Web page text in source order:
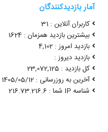
آمار بازدیدکنندگان
کاربران آنلاین : 31
بیشترین بازدید همزمان : 1624
بازدید امروز : 4,102
بازدید دیروز :
کل بازدید : 23,072,125
آخرین به روزرسانی : 1405/05/12 09:12:07
شناسه IP شما : 216.73.216.6